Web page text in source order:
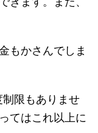
もかさんでしま
限もありませ
てはこれ以上に